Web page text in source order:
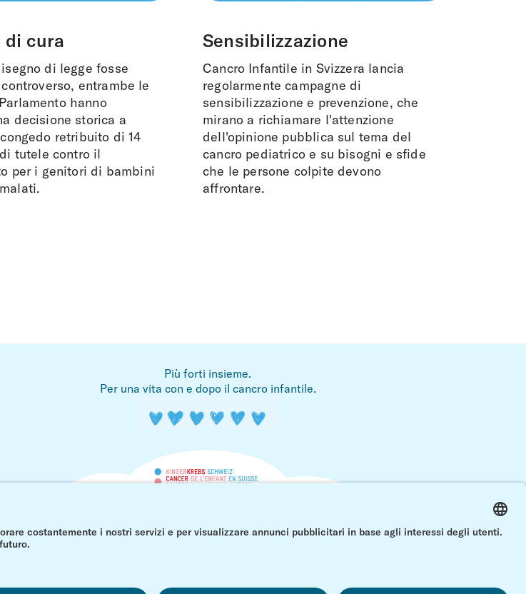
di cura
di legge fosse
entrambe le
hanno
decisione storica a
retribuito di 14
tutele contro il
per i genitori di bambini
Sensibilizzazione
Cancro Infantile in Svizzera lancia
regolarmente campagne di
sensibilizzazione e prevenzione, che
mirano a richiamare l'attenzione
dell'opinione pubblica sul tema del
cancro pediatrico e su bisogni e sfide
che le persone colpite devono
affrontare.
Più forti insieme.
Per una vita con e dopo il cancro infantile.